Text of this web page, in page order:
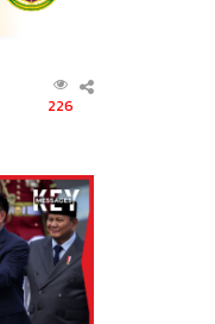
226